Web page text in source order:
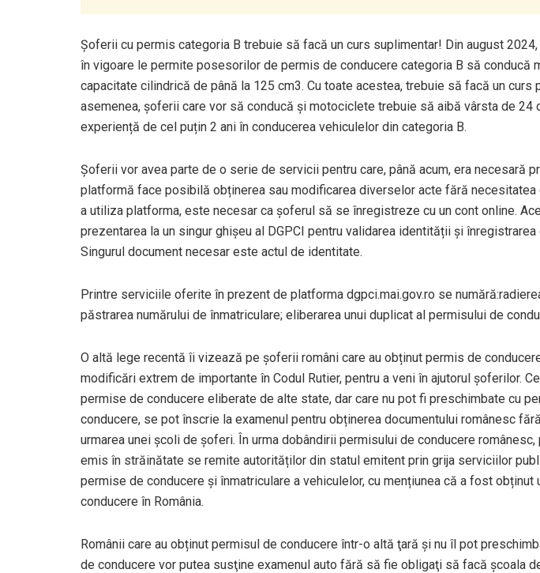
Șoferii cu permis categoria B trebuie să facă un curs suplimentar! Din august
în vigoare le permite posesorilor de permis de conducere categoria B să conducă
capacitate cilindrică de până la 125 cm3. Cu toate acestea, trebuie să facă un curs
asemenea, șoferii care vor să conducă și motociclete trebuie să aibă vârsta de 24
experiență de cel puțin 2 ani în conducerea vehiculelor din categoria B.
Șoferii vor avea parte de o serie de servicii pentru care, până acum, era necesară
platformă face posibilă obținerea sau modificarea diverselor acte fără
a utiliza platforma, este necesar ca șoferul să se înregistreze cu un cont online.
prezentarea la un singur ghișeu al DGPCI pentru validarea identității și
Singurul document necesar este actul de identitate.
Printre serviciile oferite în prezent de platforma dgpci.mai.gov.ro se
păstrarea numărului de înmatriculare; eliberarea unui duplicat al permisului de
O altă lege recentă îi vizează pe șoferii români care au obținut permis de
modificări extrem de importante în Codul Rutier, pentru a veni în ajutorul șoferilor.
permise de conducere eliberate de alte state, dar care nu pot fi preschimbate cu
conducere, se pot înscrie la examenul pentru obținerea documentului românesc
urmarea unei școli de șoferi. În urma dobândirii permisului de conducere
emis în străinătate se remite autorităților din statul emitent prin grija serviciilor
permise de conducere și înmatriculare a vehiculelor, cu mențiunea că a fost obținut
conducere în România.
Românii care au obținut permisul de conducere într-o altă ţară şi nu îl pot
de conducere vor putea susţine examenul auto fără să fie obligaţi să facă şcoala